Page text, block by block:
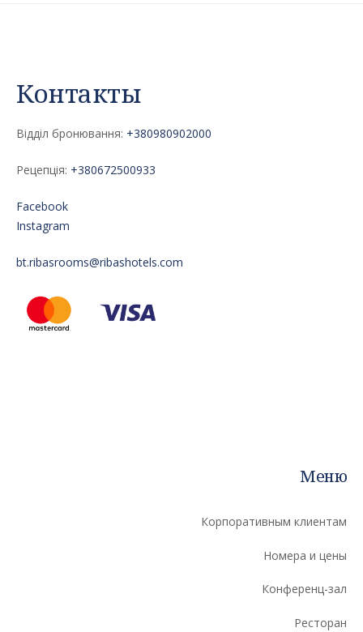
Контакты
Відділ бронювання: +380980902000
Рецепція: +380672500933
Facebook
Instagram
bt.ribasrooms@ribashotels.com
Меню
Корпоративным клиентам
Номера и цены
Конференц-зал
Ресторан